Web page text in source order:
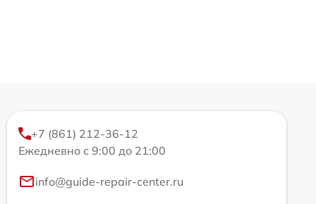
+7 (861) 212-36-12
Ежедневно с 9:00 до 21:00
info@guide-repair-center.ru